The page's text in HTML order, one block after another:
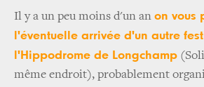
Il y a un peu moins d'un an on vous
l'éventuelle arrivée d'un autre
l'Hippodrome de Longchamp
même endroit), probablement